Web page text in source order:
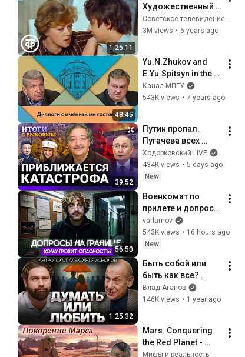
1:25:11
Художественный
фильм  (1981)
3M views • 6 years ago
48:45
Yu.N.Zhukov and
E.Yu.Spitsyn in the
studio of MPSU.
"Stalin's Second
Канал МПГУ
543K views • 7 years ago
39:52
Путин пропал.
Пугачева всех
уделала. Трамп
выбрал
Зеленского.
в августе. БЫКОВ
Ходорковский LIVE
434K views • 5 days ago
New
56:50
Военкомат по
прилете и допросы
ФСБ. Как
проверяют на
границе? | Советы
Россию
varlamov
543K views • 16 hours ago
New
1:25:32
Быть собой или
быть как все?
Честный разговор
о личности и
Александр
Асмолов
Влад Аганов
146K views • 1 year ago
Mars. Conquering
the Red Planet -
Vladimir Surdin
Мифы и реальность